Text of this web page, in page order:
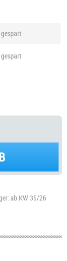
gespart
ab KW 35/26